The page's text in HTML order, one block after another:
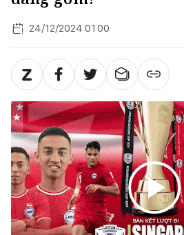
24/12/2024 01:00